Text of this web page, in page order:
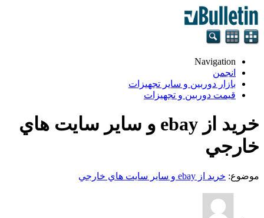
Navigation
انجمن
بازار دوربین و سایر تجهیزات
قیمت دوربین و تجهیزات
خرید از ebay و ساير سايت هاي
خارجي
موضوع: خرید از ebay و ساير سايت هاي خارجي